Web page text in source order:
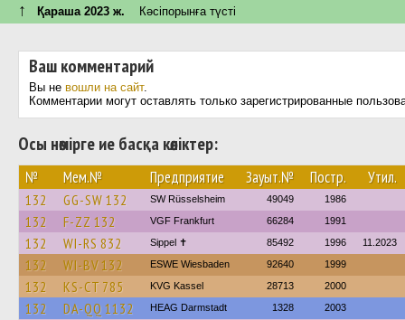
↑ Қараша 2023 ж. Кәсіпорынға түсті
Ваш комментарий
Вы не вошли на сайт.
Комментарии могут оставлять только зарегистрированные
Осы нөмірге ие басқа көліктер:
№ Мем.№ Предприятие Зауыт.№ Постр. Утил.
132 GG-SW 132 SW Rüsselsheim 49049 1986
132 F-ZZ 132 VGF Frankfurt 66284 1991
132 WI-RS 832 Sippel ✝︎ 85492 1996 11.2023
132 WI-BV 132 ESWE Wiesbaden 92640 1999
132 KS-CT 785 KVG Kassel 28713 2000
132 DA-QQ 1132 HEAG Darmstadt 1328 2003